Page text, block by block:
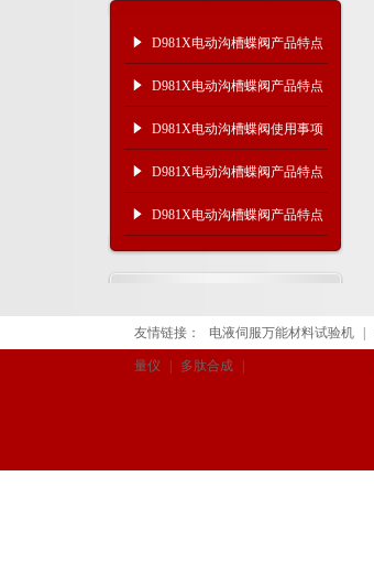
D981X电动沟槽蝶阀产品特点
及使用注意事项
D981X电动沟槽蝶阀产品特点
及使用事项
D981X电动沟槽蝶阀使用事项
及产品特点
D981X电动沟槽蝶阀产品特点
及应用管路
D981X电动沟槽蝶阀产品特点
及使用广泛
友情链接： 电液伺服万能材料试验机
量仪 多肽合成